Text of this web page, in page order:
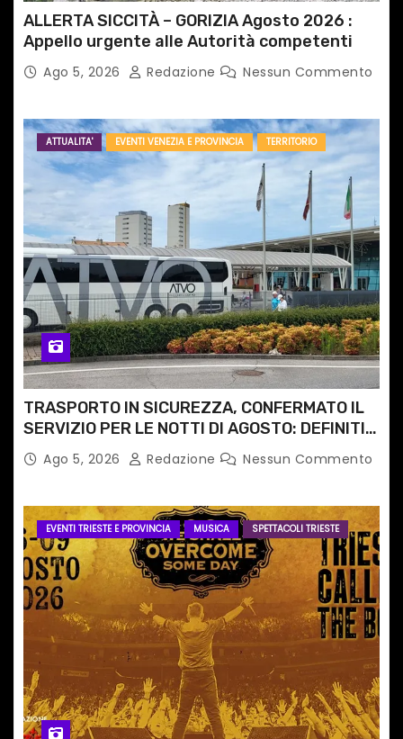
ALLERTA SICCITÀ – GORIZIA Agosto 2026 :
Appello urgente alle Autorità competenti
Ago 5, 2026 Redazione Nessun Commento
ATTUALITA' EVENTI VENEZIA E PROVINCIA TERRITORIO
TRASPORTO IN SICUREZZA, CONFERMATO IL
SERVIZIO PER LE NOTTI DI AGOSTO: DEFINITI
PERCORSI, FERMATE E ORARIO
Ago 5, 2026 Redazione Nessun Commento
EVENTI TRIESTE E PROVINCIA MUSICA SPETTACOLI TRIESTE